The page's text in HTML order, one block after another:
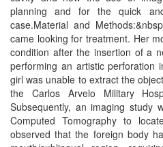
planning and for the quick
case.Material and
came looking for treatment. Her
condition after the insertion of a
performing an artistic perforation
girl was unable to extract the
the Carlos Arvelo Military
Subsequently, an imaging study
Computed Tomography to
observed that the foreign body